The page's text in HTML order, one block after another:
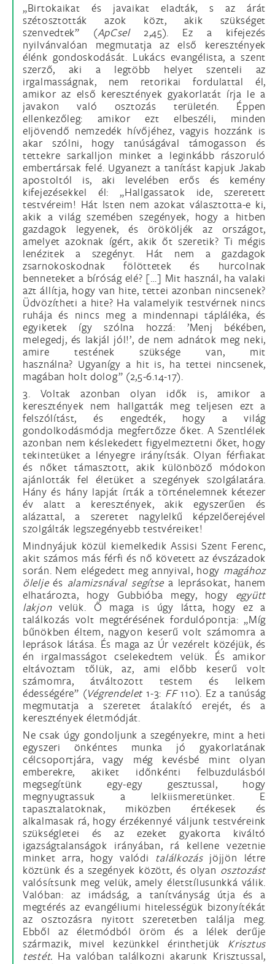
„Birtokaikat és javaikat eladták, s az árát
szétosztották azok közt, akik szükséget
szenvedtek” (ApCsel2,45). Ez a kifejezés
nyilvánvalóan megmutatja az első keresztények
élénk gondoskodását. Lukács evangélista, a szent
szerző, aki a legtöbb helyet szenteli az
irgalmasságnak, nem retorikai fordulattal él,
amikor az első keresztények gyakorlatát írja le a
javakon való osztozás területén. Éppen
ellenkezőleg: amikor ezt elbeszéli, minden
eljövendő nemzedék hívőjéhez, vagyis hozzánk is
akar szólni, hogy tanúságával támogasson és
tettekre sarkalljon minket a leginkább rászoruló
embertársak felé. Ugyanezt a tanítást kapjuk Jakab
apostoltól is, aki levelében erős és kemény
kifejezésekkel él: „Hallgassatok ide, szeretett
testvéreim! Hát Isten nem azokat választotta-e ki,
akik a világ szemében szegények, hogy a hitben
gazdagok legyenek, és örököljék az országot,
amelyet azoknak ígért, akik őt szeretik? Ti mégis
lenézitek a szegényt. Hát nem a gazdagok
zsarnokoskodnak fölöttetek és hurcolnak
benneteket a bíróság elé? […] Mit használ, ha valaki
azt állítja, hogy van hite, tettei azonban nincsenek?
Üdvözítheti a hite? Ha valamelyik testvérnek nincs
ruhája és nincs meg a mindennapi tápláléka, és
egyiketek így szólna hozzá: ’Menj békében,
melegedj, és lakjál jól!’, de nem adnátok meg neki,
amire testének szüksége van, mit
használna? Ugyanígy a hit is, ha tettei nincsenek,
magában holt dolog” (2,5-6.14-17).
3. Voltak azonban olyan idők is, amikor a
keresztények nem hallgatták meg teljesen ezt a
felszólítást, és engedték, hogy a világ
gondolkodásmódja megfertőzze őket. A Szentlélek
azonban nem késlekedett figyelmeztetni őket, hogy
tekintetüket a lényegre irányítsák. Olyan férfiakat
és nőket támasztott, akik különböző módokon
ajánlották fel életüket a szegények szolgálatára.
Hány és hány lapját írták a történelemnek kétezer
év alatt a keresztények, akik egyszerűen és
alázattal, a szeretet nagylelkű képzelőerejével
szolgálták legszegényebb testvéreiket!
Mindnyájuk közül kiemelkedik Assisi Szent Ferenc,
akit számos más férfi és nő követett az évszázadok
során. Nem elégedett meg annyival, hogy magához
öleljeés alamizsnával segítse a leprásokat, hanem
elhatározta, hogy Gubbióba megy, hogy együtt
lakjonvelük. Ő maga is úgy látta, hogy ez a
találkozás volt megtérésének fordulópontja: „Míg
bűnökben éltem, nagyon keserű volt számomra a
leprások látása. És maga az Úr vezérelt közéjük, és
én irgalmasságot cselekedtem velük. És amikor
eltávoztam tőlük, az, ami előbb keserű volt
számomra, átváltozott testem és lelkem
édességére” (Végrendelet1-3: FF110). Ez a tanúság
megmutatja a szeretet átalakító erejét, és a
keresztények életmódját.
Ne csak úgy gondoljunk a szegényekre, mint a heti
egyszeri önkéntes munka jó gyakorlatának
célcsoportjára, vagy még kevésbé mint olyan
emberekre, akiket időnkénti felbuzdulásból
megsegítünk egy-egy gesztussal, hogy
megnyugtassuk a lelkiismeretünket. E
tapasztalatoknak, miközben értékesek és
alkalmasak rá, hogy érzékennyé váljunk testvéreink
szükségletei és az ezeket gyakorta kiváltó
igazságtalanságok irányában, rá kellene vezetnie
minket arra, hogy valódi találkozásjöjjön létre
köztünk és a szegények között, és olyan osztozást
valósítsunk meg velük, amely életstílusunkká válik.
Valóban: az imádság, a tanítványság útja és a
megtérés az evangéliumi hitelességük bizonyítékát
az osztozásra nyitott szeretetben találja meg.
Ebből az életmódból öröm és a lélek derűje
származik, mivel kezünkkel érinthetjük Krisztus
testét. Ha valóban találkozni akarunk Krisztussal,